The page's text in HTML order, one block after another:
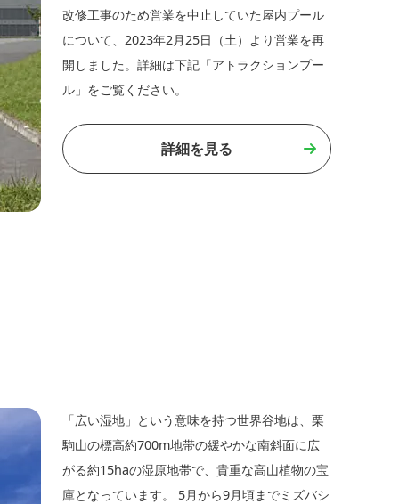
改修工事のため営業を中止していた屋内プール
について、2023年2月25日（土）より営業を再
開しました。詳細は下記「アトラクションプー
ル」をご覧ください。
詳細を見る
「広い湿地」という意味を持つ世界谷地は、栗
駒山の標高約700m地帯の緩やかな南斜面に広
がる約15haの湿原地帯で、貴重な高山植物の宝
庫となっています。 5月から9月頃までミズバシ